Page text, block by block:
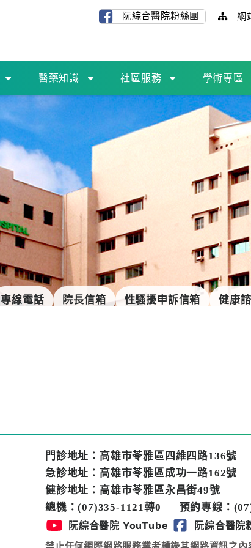
阮綜合醫院粉絲團 網
醫藥知識 社區服務 學術專區
專線電話 院長信箱 性騷擾申訴信箱 健康
門診地址：高雄市苓雅區四維四路136號
急診地址：高雄市苓雅區成功一路162號
健診地址：高雄市苓雅區永昌街49號
總機：(07)335-1121轉0
預約專線：
阮綜合醫院 YouTube 阮綜合醫院